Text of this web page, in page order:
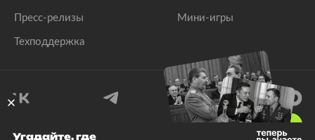
Пресс-релизы
Техподдержка
Мини-игры
Угадайте, где